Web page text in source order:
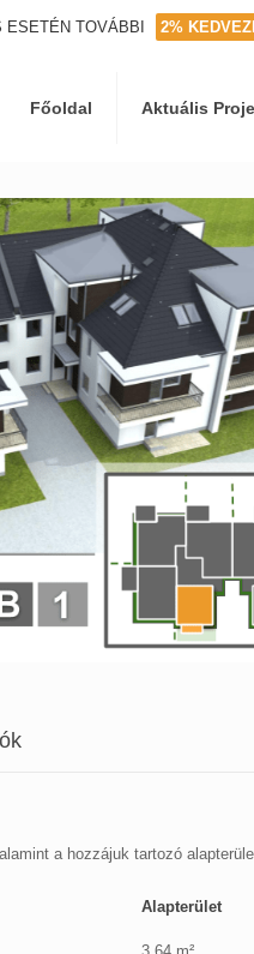
TOVÁBBI 2%
Főoldal Aktuális
a hozzájuk tartozó
Alapterület